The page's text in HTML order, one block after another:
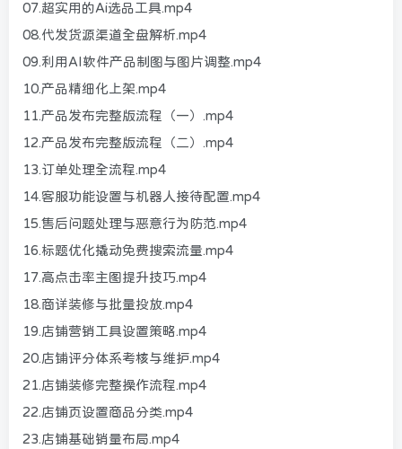
07.超实用的Ai选品工具.mp4
08.代发货源渠道全盘解析.mp4
09.利用AI软件产品制图与图片调整.mp4
10.产品精细化上架.mp4
11.产品发布完整版流程（一）.mp4
12.产品发布完整版流程（二）.mp4
13.订单处理全流程.mp4
14.客服功能设置与机器人接待配置.mp4
15.售后问题处理与恶意行为防范.mp4
16.标题优化撬动免费搜索流量.mp4
17.高点击率主图提升技巧.mp4
18.商详装修与批量投放.mp4
19.店铺营销工具设置策略.mp4
20.店铺评分体系考核与维护.mp4
21.店铺装修完整操作流程.mp4
22.店铺页设置商品分类.mp4
23.店铺基础销量布局.mp4